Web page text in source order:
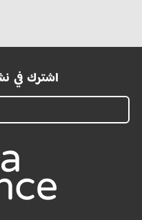
اشترك في